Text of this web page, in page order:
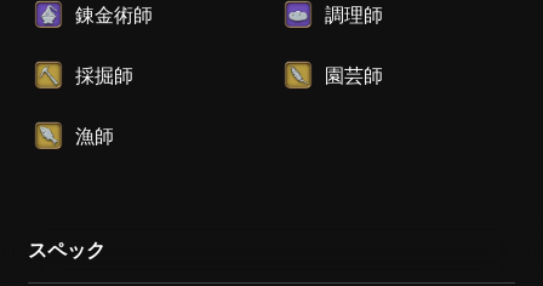
錬金術師 調理師
採掘師 園芸師
漁師
スペック